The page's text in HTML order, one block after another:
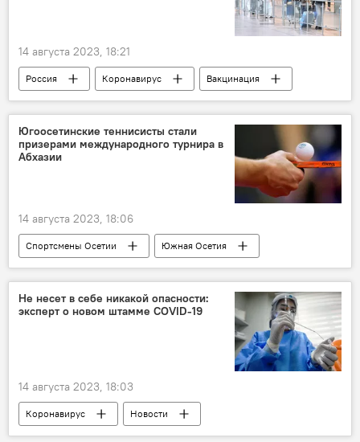
14 августа 2023, 18:21
Россия Коронавирус
Вакцинация
Новости
Медицина
Роспотребнадзор
Югоосетинские теннисисты стали
призерами международного турнира в
Абхазии
14 августа 2023, 18:06
Спортсмены Осетии
Южная Осетия
Абхазия
Новости
Спорт
Настольный теннис
Федерация настольного тенниса Южной Осетии
Не несет в себе никакой опасности:
эксперт о новом штамме COVID-19
14 августа 2023, 18:03
Коронавирус Новости